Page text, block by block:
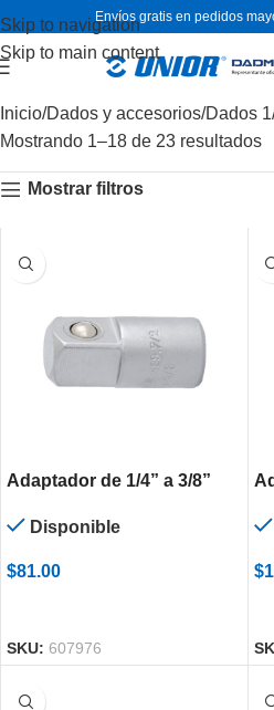
Skip to navigation
Skip to main content
Envíos gratis en pedidos
Inicio Dados y accesorios Dados
Mostrando 1–18 de 23 resultados
Mostrar filtros
Adaptador de 1/4” a 3/8”
Disponible
$81.00
SKU: 607976
1/
$